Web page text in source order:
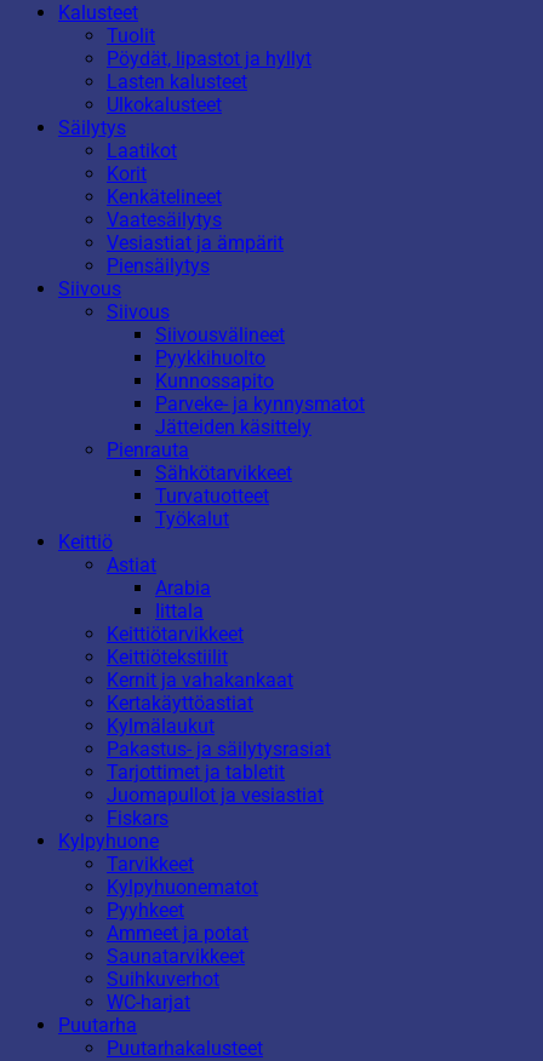
Kalusteet
Tuolit
Pöydät, lipastot ja hyllyt
Lasten kalusteet
Ulkokalusteet
Säilytys
Laatikot
Korit
Kenkätelineet
Vaatesäilytys
Vesiastiat ja ämpärit
Piensäilytys
Siivous
Siivous
Siivousvälineet
Pyykkihuolto
Kunnossapito
Parveke- ja kynnysmatot
Jätteiden käsittely
Pienrauta
Sähkötarvikkeet
Turvatuotteet
Työkalut
Keittiö
Astiat
Arabia
Iittala
Keittiötarvikkeet
Keittiötekstiilit
Kernit ja vahakankaat
Kertakäyttöastiat
Kylmälaukut
Pakastus- ja säilytysrasiat
Tarjottimet ja tabletit
Juomapullot ja vesiastiat
Fiskars
Kylpyhuone
Tarvikkeet
Kylpyhuonematot
Pyyhkeet
Ammeet ja potat
Saunatarvikkeet
Suihkuverhot
WC-harjat
Puutarha
Puutarhakalusteet